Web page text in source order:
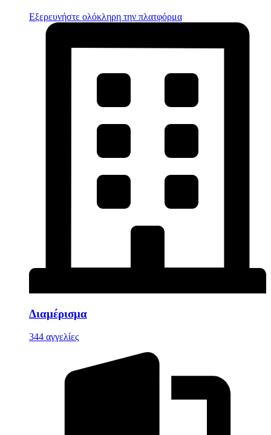
Εξερευνήστε ολόκληρη την πλατφόρμα
Διαμέρισμα
344 αγγελίες